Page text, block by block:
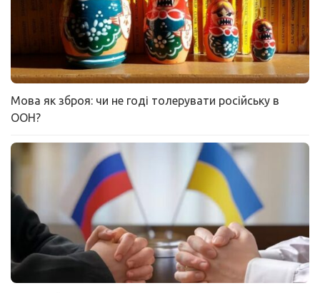
Мова як зброя: чи не годі толерувати російську в
ООН?